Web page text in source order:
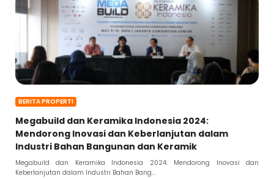
BERITA PROPERTI
Megabuild dan Keramika Indonesia 2024:
Mendorong Inovasi dan Keberlanjutan dalam
Industri Bahan Bangunan dan Keramik
Megabuild dan Keramika Indonesia 2024: Mendorong Inovasi dan
Keberlanjutan dalam Industri Bahan Bang...